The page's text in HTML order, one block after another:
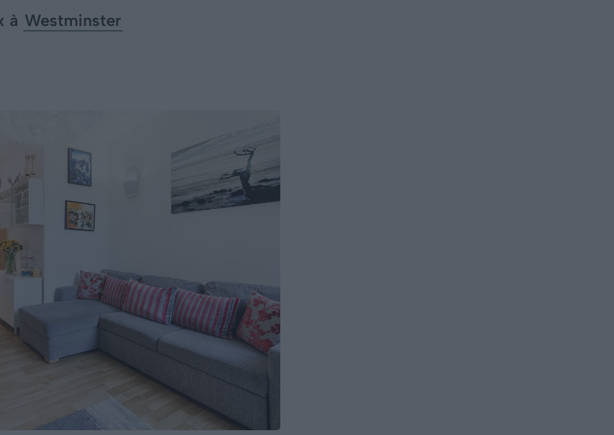
à Westminster